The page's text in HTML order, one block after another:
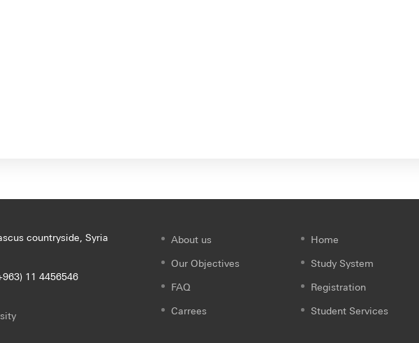
countryside, Syria
11 4456546
About us
Our Objectives
FAQ
Carrees
Home
Study System
Registration
Student Services